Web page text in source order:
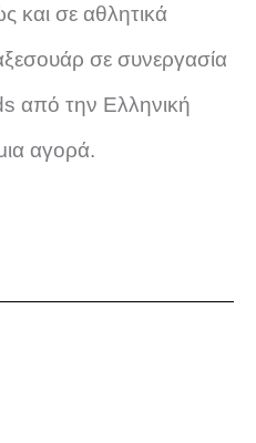
και σε αθλητικά
σε συνεργασία
από την Ελληνική
αγορά.